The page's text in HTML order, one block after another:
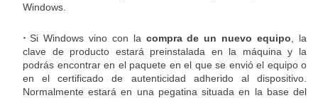
Windows.
Si Windows vino con la compra de un nuevo equipo , la
clave de producto estará preinstalada en la máquina y la
podrás encontrar en el paquete en el que se envió el equipo o
en el certificado de autenticidad adherido al dispositivo.
Normalmente estará en una pegatina situada en la base del